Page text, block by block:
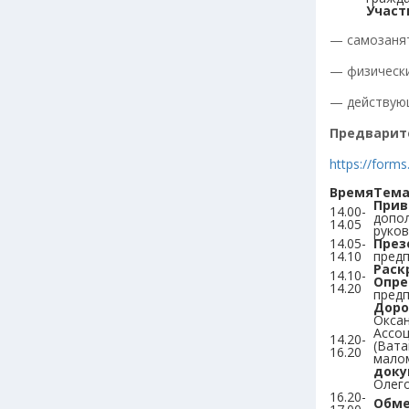
—
—
—
https://
ВремяТема
14.00-
14.05
14.05-
14.10
14.10-
14.20
14.20-
16.20
16.20-